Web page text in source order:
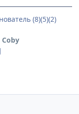
(8)(5)(2)
Coby